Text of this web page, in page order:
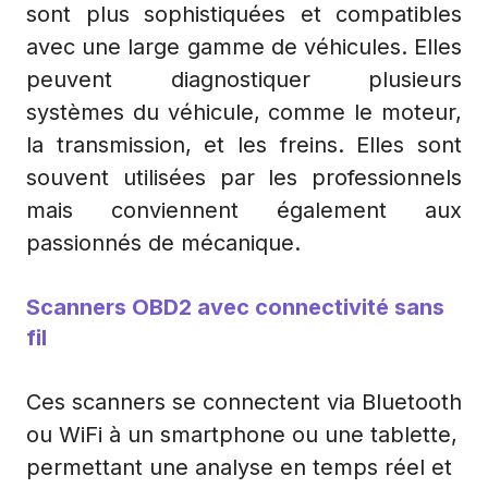
sont plus sophistiquées et compatibles
avec une large gamme de véhicules. Elles
peuvent diagnostiquer plusieurs
systèmes du véhicule, comme le moteur,
la transmission, et les freins. Elles sont
souvent utilisées par les professionnels
mais conviennent également aux
passionnés de mécanique.
Scanners OBD2 avec connectivité sans
fil
Ces scanners se connectent via Bluetooth
ou WiFi à un smartphone ou une tablette,
permettant une analyse en temps réel et